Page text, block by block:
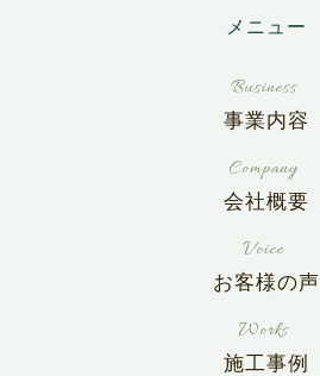
事業内容
会社概要
お客様の声
施工事例